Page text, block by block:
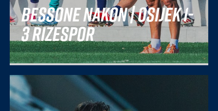
Bessone nakon | Osijek 1-
3 Rizespor